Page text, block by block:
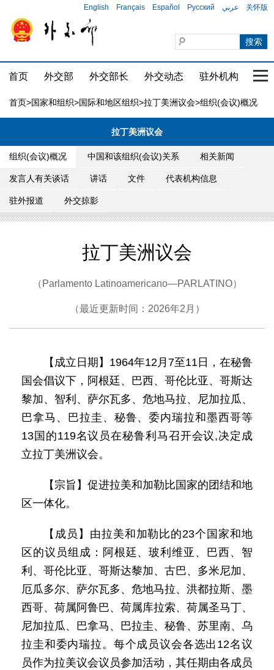
English Français Español Русский عربي 关怀版
首页 外交部 外交部长 外交动态 驻外机构 国
首页>国家和组织>国际和地区组织>拉丁美洲议会>组织(会议)概况
拉丁美洲议会
组织(会议)概况 中国和该组织(会议)关系 相关新闻
发言人有关谈话 讲话 文件 代表机构信息
驻外报道 外交掠影
拉丁美洲议会
（Parlamento Latinoamericano—PARLATINO）
（最近更新时间：2026年2月）
【成立日期】1964年12月7至11日，在秘鲁
国会倡议下，阿根廷、巴西、哥伦比亚、哥斯达
黎加、智利、萨尔瓦多、危地马拉、尼加拉瓜、
巴拿马、巴拉圭、秘鲁、委内瑞拉和墨西哥等
13国的119名议员在秘鲁利马召开会议,决定成
立拉丁美洲议会。
【宗旨】促进拉美和加勒比国家的团结和地
区一体化。
【成员】由拉美和加勒比的23个国家和地
区的议员组成：阿根廷、玻利维亚、巴西、智
利、哥伦比亚、哥斯达黎加、古巴、多米尼加、
厄瓜多尔、萨尔瓦多、危地马拉、洪都拉斯、墨
西哥、荷属阿鲁巴、荷属库拉索、荷属圣马丁、
尼加拉瓜、巴拿马、巴拉圭、秘鲁、苏里南、乌
拉圭和委内瑞拉。每个成员议会各选出12名议
员作为拉美议会议员参加活动，其任期由各成员